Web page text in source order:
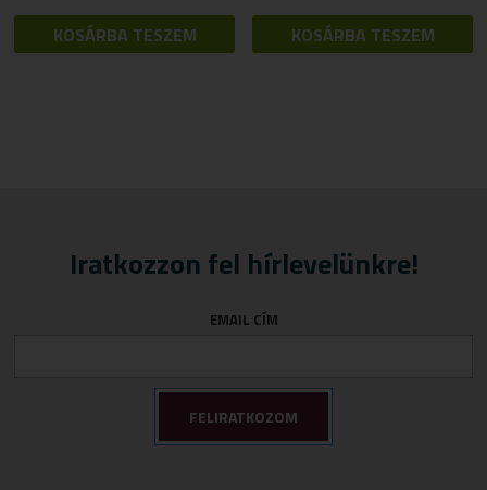
KOSÁRBA TESZEM KOSÁRBA TESZEM
Iratkozzon fel hírlevelünkre!
EMAIL CÍM